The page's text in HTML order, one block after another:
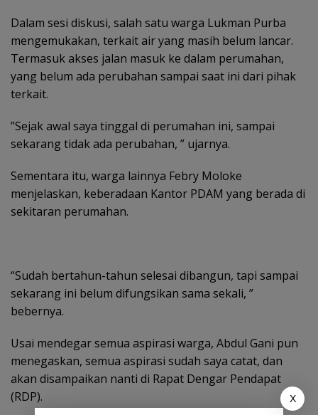
‎Dalam sesi diskusi, salah satu warga ‎Lukman Purba
mengemukakan, terkait air yang masih belum lancar.
Termasuk akses jalan masuk ke dalam perumahan,
yang belum ada perubahan sampai saat ini dari pihak
terkait.
‎”Sejak awal saya tinggal di perumahan ini, sampai
sekarang tidak ada perubahan, ” ujarnya.
Sementara itu, warga lainnya Febry Moloke
menjelaskan, keberadaan Kantor PDAM yang berada di
sekitaran perumahan.
“Sudah bertahun-tahun selesai dibangun, tapi sampai
sekarang ini belum difungsikan sama sekali, ”
bebernya.
‎Usai mendegar semua aspirasi warga, Abdul Gani pun
menegaskan, semua aspirasi sudah saya catat, dan
akan disampaikan nanti di Rapat Dengar Pendapat
(RDP).
X